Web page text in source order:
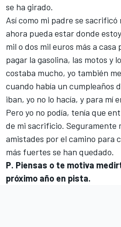
se ha girado.
Así como mi padre se sacrificó
ahora pueda estar donde
mil o dos mil euros más a
pagar la gasolina, las motos y
costaba mucho, yo también
cuando había un cumpleaños
iban, yo no lo hacía, y para mí
Pero yo no podía, tenía que
de mi sacrificio. Seguramente
amistades por el camino para
más fuertes se han quedado.
P. Piensas o te motiva
próximo año en pista.